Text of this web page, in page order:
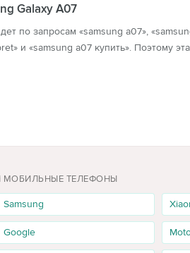
Galaxy A07
по запросам «samsung a07»,
и «samsung a07 купить». Поэтому
в наличии, можно выбрать похожую
звонки, мессенджеры, браузер,
МОБИЛЬНЫЕ ТЕЛЕФОНЫ
Samsung
Google